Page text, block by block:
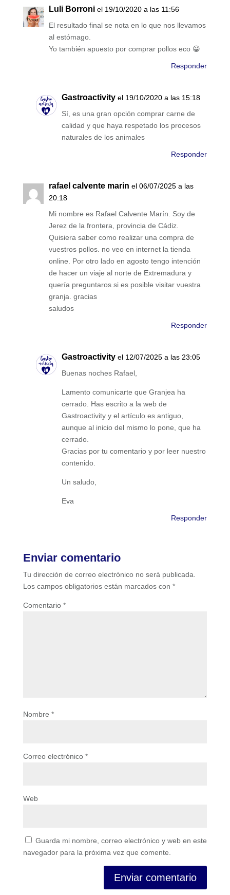
Luli Borroni el 19/10/2020 a las 11:56
El resultado final se nota en lo que nos llevamos
al estómago.
Yo también apuesto por comprar pollos eco 😀
Responder
Gastroactivity el 19/10/2020 a las 15:18
Sí, es una gran opción comprar carne de
calidad y que haya respetado los procesos
naturales de los animales
Responder
rafael calvente marin el 06/07/2025 a las
20:18
Mi nombre es Rafael Calvente Marín. Soy de
Jerez de la frontera, provincia de Cádiz.
Quisiera saber como realizar una compra de
vuestros pollos. no veo en internet la tienda
online. Por otro lado en agosto tengo intención
de hacer un viaje al norte de Extremadura y
quería preguntaros si es posible visitar vuestra
granja. gracias
saludos
Responder
Gastroactivity el 12/07/2025 a las 23:05
Buenas noches Rafael,
Lamento comunicarte que Granjea ha
cerrado. Has escrito a la web de
Gastroactivity y el artículo es antiguo,
aunque al inicio del mismo lo pone, que ha
cerrado.
Gracias por tu comentario y por leer nuestro
contenido.
Un saludo,
Eva
Responder
Enviar comentario
Tu dirección de correo electrónico no será publicada.
Los campos obligatorios están marcados con *
Comentario *
Nombre *
Correo electrónico *
Web
Guarda mi nombre, correo electrónico y web en este
navegador para la próxima vez que comente.